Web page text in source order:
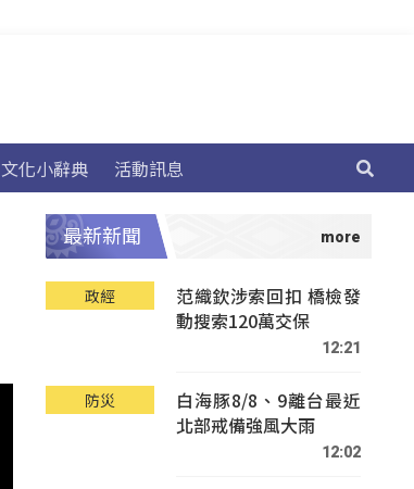
文化小辭典 活動訊息
最新新聞
政經
范織欽涉索回扣 橋檢發
動搜索120萬交保
12:21
防災
白海豚8/8、9離台最近
北部戒備強風大雨
12:02